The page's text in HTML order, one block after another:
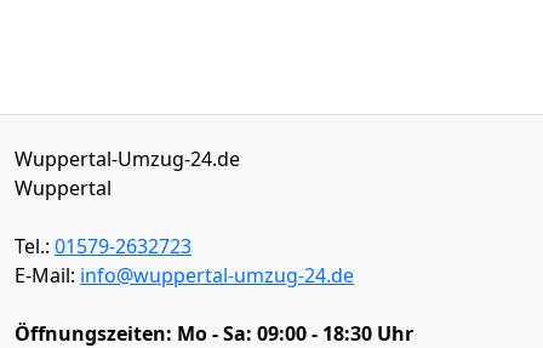
Wuppertal-Umzug-24.de
Wuppertal
Tel.: 01579-2632723
E-Mail: info@wuppertal-umzug-24.de
Öffnungszeiten: Mo - Sa: 09:00 - 18:30 Uhr